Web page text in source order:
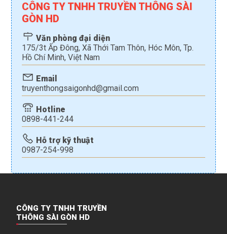
CÔNG TY TNHH TRUYỀN THÔNG SÀI
GÒN HD
Văn phòng đại diện
175/3t Ấp Đông, Xã Thới Tam Thôn, Hóc Môn, Tp.
Hồ Chí Minh, Việt Nam
Email
truyenthongsaigonhd@gmail.com
Hotline
0898-441-244
Hỗ trợ kỹ thuật
0987-254-998
CÔNG TY TNHH TRUYỀN
THÔNG SÀI GÒN HD